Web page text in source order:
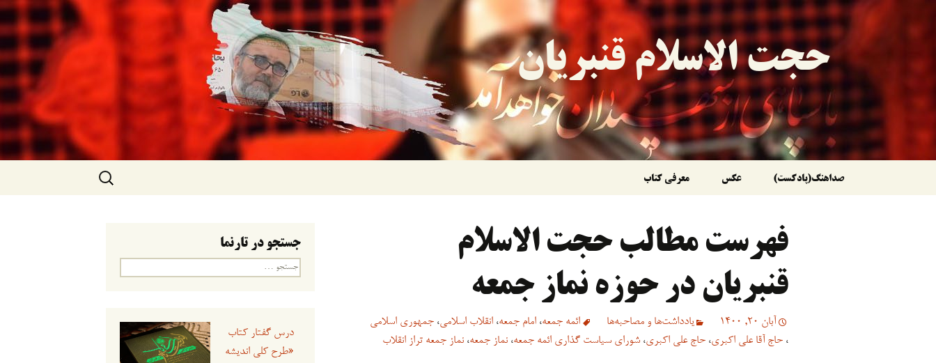
حجت الاسلام قنبریان
رفتن
نوشته‌ها
صداهنگ(پادکست) عکس معرفی کتاب
جستجو
برای:
فهرست مطالب حجت الاسلام
قنبریان در حوزه نماز جمعه
آبان 20, 1400 یادداشت‌ها و مصاحبه‌ها ائمه جمعه، امام جمعه، انقلاب اسلامی، جمهوری اسلامی
، حاج آقا علی اکبری، حاج علی اکبری، شورای سیاست گذاری ائمه جمعه، نماز جمعه، نماز جمعه تراز انقلاب
جستجو در تارنما
جستجو
درس گفتار کتاب
«طرح کلی اندیشه